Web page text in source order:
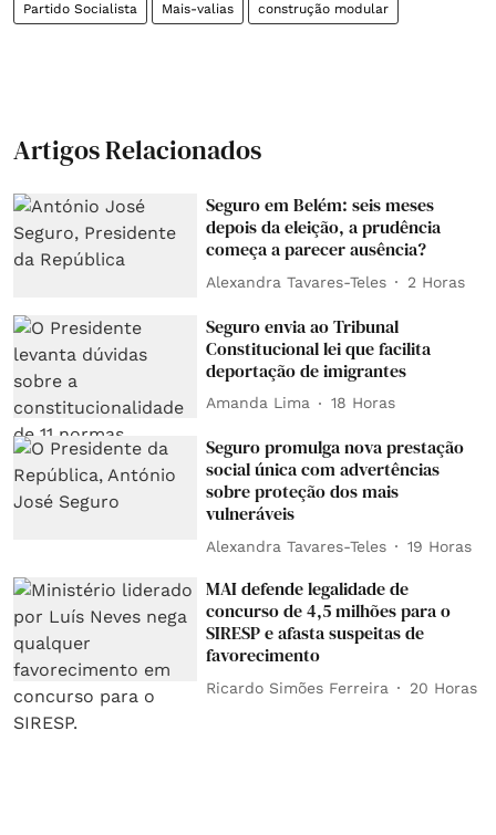
Partido Socialista Mais-valias construção modular
Artigos Relacionados
Seguro em Belém: seis meses
depois da eleição, a prudência
começa a parecer ausência?
Alexandra Tavares-Teles 2 Horas
Seguro envia ao Tribunal
Constitucional lei que facilita
deportação de imigrantes
Amanda Lima 18 Horas
Seguro promulga nova prestação
social única com advertências
sobre proteção dos mais
vulneráveis
Alexandra Tavares-Teles 19 Horas
MAI defende legalidade de
concurso de 4,5 milhões para o
SIRESP e afasta suspeitas de
favorecimento
Ricardo Simões Ferreira 20 Horas